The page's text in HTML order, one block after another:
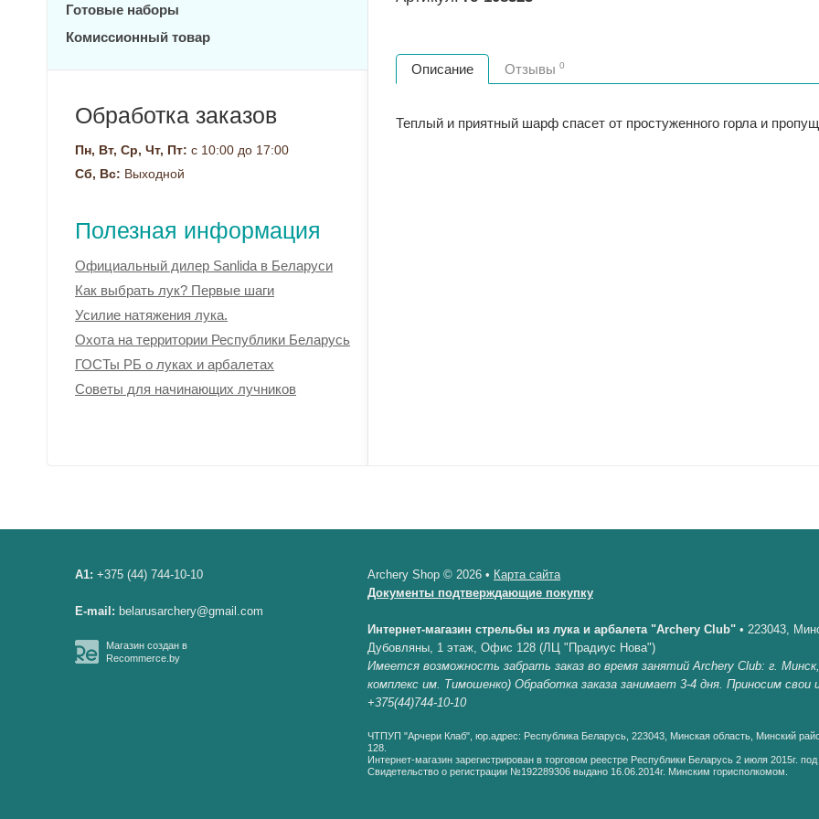
Описание Отзывы 0
Теплый и приятный шарф спасет от простуженного горла и
Готовые наборы
Комиссионный товар
Обработка заказов
Пн, Вт, Ср, Чт, Пт: с 10:00 до 17:00
Сб, Вс: Выходной
Полезная информация
Официальный дилер Sanlida в Беларуси
Как выбрать лук? Первые шаги
Усилие натяжения лука.
Охота на территории Республики Беларусь
ГОСТы РБ о луках и арбалетах
Советы для начинающих лучников
A1: +375 (44) 744-10-10
E-mail: belarusarchery@gmail.com
Магазин создан в
Recommerce.by
Archery Shop © 2026 • Карта сайта
Документы подтверждающие покупку
Интернет-магазин стрельбы из лука и арбалета "Archery Club" • 223043,
Дубовляны, 1 этаж, Офис 128 (ЛЦ "Прадиус Нова")
Имеется возможность забрать заказ во время занятий Archery Club: г.
комплекс им. Тимошенко) Обработка заказа занимает 3-4 дня. Приносим
+375(44)744-10-10
ЧТПУП "Арчери Клаб", юр.адрес: Республика Беларусь, 223043, Минская область, Минский
128.
Интернет-магазин зарегистрирован в торговом реестре Республики Беларусь 2 июля 2015г.
Свидетельство о регистрации №192289306 выдано 16.06.2014г. Минским горисполкомом.